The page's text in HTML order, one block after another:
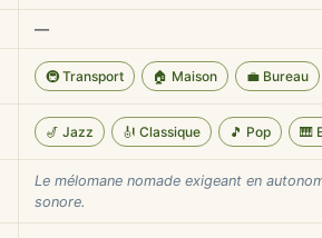
—
🚇 Transport 🏠 Maison 💼 Bureau
🎷 Jazz 🎻 Classique 🎵 Pop 🎹
Le mélomane nomade exigeant en
sonore.